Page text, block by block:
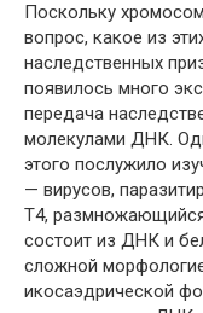
Поскольку
вопрос, какое из
наследственных
появилось много
передача
молекулами ДНК.
этого послужило
— вирусов,
Т4,
состоит из ДНК и
сложной
икосаэдрической